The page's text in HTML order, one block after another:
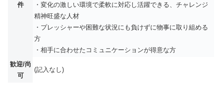
件
・変化の激しい環境で柔軟に対応し活躍できる、チャレンジ
精神旺盛な人材
・プレッシャーや困難な状況にも負けずに物事に取り組める
方
・相手に合わせたコミュニケーションが得意な方
歓迎/尚
可
(記入なし)